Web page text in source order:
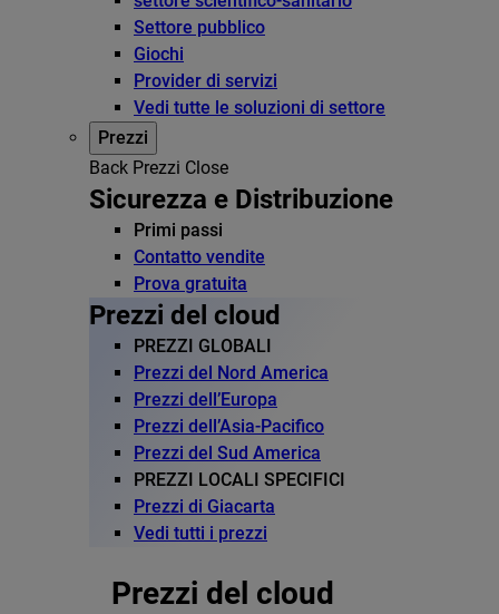
Settore pubblico
Giochi
Provider di servizi
Vedi tutte le soluzioni di settore
Prezzi
Back Prezzi Close
Sicurezza e Distribuzione
Primi passi
Contatto vendite
Prova gratuita
Prezzi del cloud
PREZZI GLOBALI
Prezzi del Nord America
Prezzi dell’Europa
Prezzi dell’Asia-Pacifico
Prezzi del Sud America
PREZZI LOCALI SPECIFICI
Prezzi di Giacarta
Vedi tutti i prezzi
Prezzi del cloud